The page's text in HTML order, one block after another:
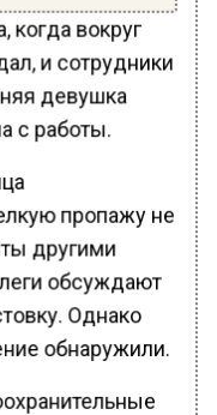
когда вокруг
и сотрудники
девушка
с работы.
пропажу не
другими
обсуждают
Однако
обнаружили.